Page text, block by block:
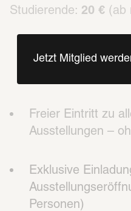
Studierende: 20 € (ab
Jetzt Mitglied
Freier Eintritt zu
Ausstellungen –
Exklusive
Personen)